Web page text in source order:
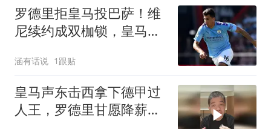
罗德里拒皇马投巴萨！维
尼续约成双枷锁，皇马新
涵有话说 1跟贴
皇马声东击西拿下德甲过
人王，罗德里甘愿降薪投